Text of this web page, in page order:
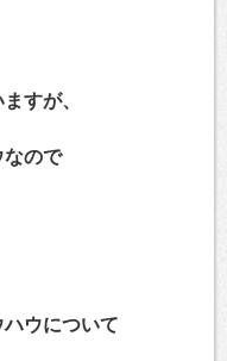
すが、
なので
ウについて